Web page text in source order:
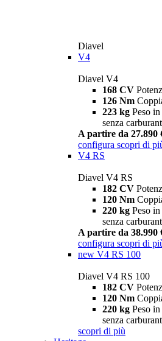
Diavel
V4
Diavel V4
168 CV
126 Nm
223 kg Peso
senza
A partire da 27.890
configura scopri di
V4 RS
Diavel V4 RS
182 CV
120 Nm
220 kg Peso
senza
A partire da 38.990
configura scopri di
new V4 RS 100
Diavel V4 RS 100
182 CV
120 Nm
220 kg Peso
senza
scopri di più